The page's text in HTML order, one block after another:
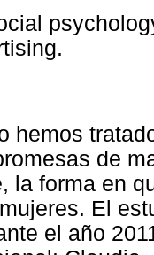
hemos
de
la forma en
El
el año